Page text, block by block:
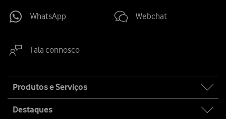
WhatsApp Webchat
Fala connosco
map
Produtos e Serviços
Destaques